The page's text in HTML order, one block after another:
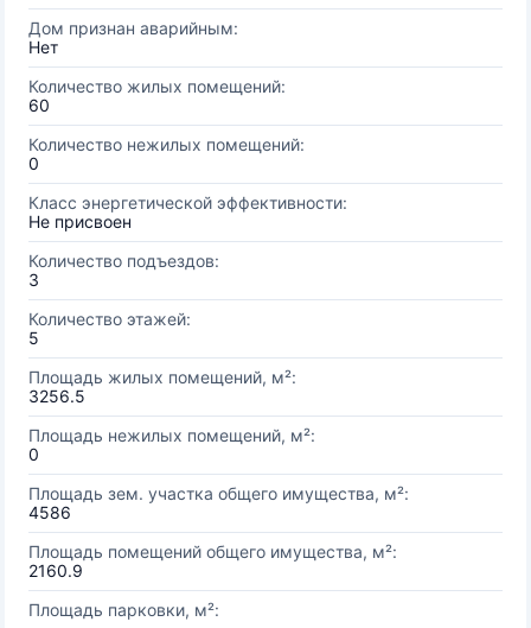
Дом признан аварийным:
Нет
Количество жилых помещений:
60
Количество нежилых помещений:
0
Класс энергетической эффективности:
Не присвоен
Количество подъездов:
3
Количество этажей:
5
Площадь жилых помещений, м²:
3256.5
Площадь нежилых помещений, м²:
0
Площадь зем. участка общего имущества, м²:
4586
Площадь помещений общего имущества, м²:
2160.9
Площадь парковки, м²: